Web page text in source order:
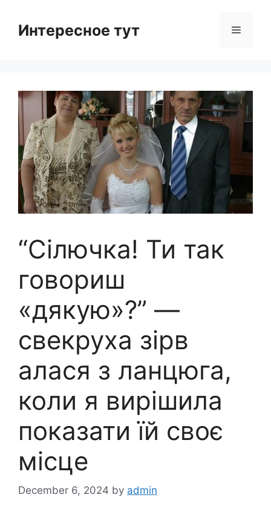
contentИнтересное тут Menu
“Сілючка! Ти так
говориш
«дякую»?” —
свекруха зірв
алася з ланцюга,
коли я вирішила
показати їй своє
місце
December 6, 2024 by admin